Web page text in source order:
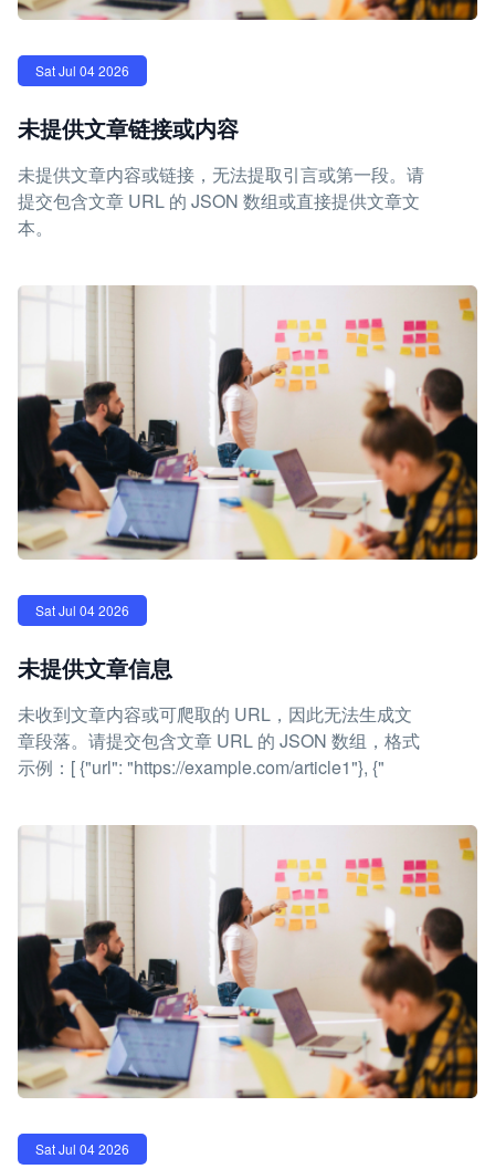
Sat Jul 04 2026
未提供文章链接或内容
未提供文章内容或链接，无法提取引言或第一段。请
提交包含文章 URL 的 JSON 数组或直接提供文章文
本。
Sat Jul 04 2026
未提供文章信息
未收到文章内容或可爬取的 URL，因此无法生成文
章段落。请提交包含文章 URL 的 JSON 数组，格式
示例：[ {"url": "https://example.com/article1"}, {"
Sat Jul 04 2026